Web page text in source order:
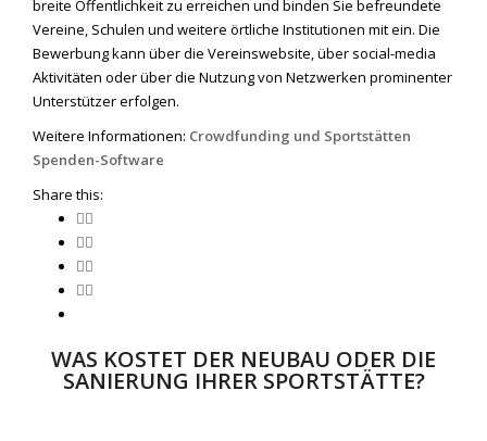
breite Öffentlichkeit zu erreichen und binden Sie befreundete
Vereine, Schulen und weitere örtliche Institutionen mit ein. Die
Bewerbung kann über die Vereinswebsite, über social-media
Aktivitäten oder über die Nutzung von Netzwerken prominenter
Unterstützer erfolgen.
Weitere Informationen: Crowdfunding und Sportstätten
Spenden-Software
Share this:
WAS KOSTET DER NEUBAU ODER DIE
SANIERUNG IHRER SPORTSTÄTTE?